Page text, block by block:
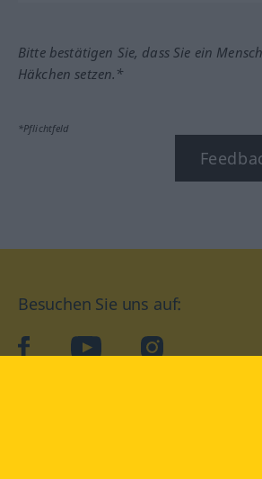
Bitte bestätigen Sie, dass Sie ein
Häkchen setzen.*
*Pflichtfeld
Besuchen Sie uns auf:
facebookYouTube Instagram